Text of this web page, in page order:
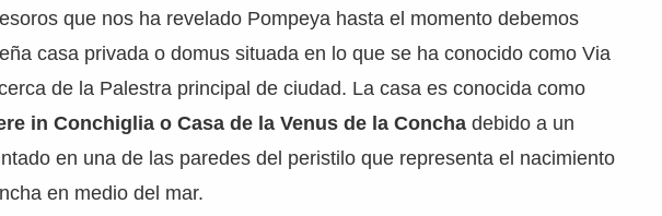
que nos ha revelado Pompeya hasta el momento debemos
casa privada o domus situada en lo que se ha conocido como Via
de la Palestra principal de ciudad. La casa es conocida como
in Conchiglia o Casa de la Venus de la Concha debido a un
en una de las paredes del peristilo que representa el nacimiento
en medio del mar.